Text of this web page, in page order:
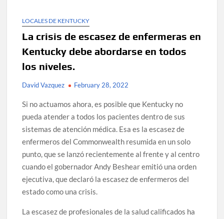
LOCALES DE KENTUCKY
La crisis de escasez de enfermeras en
Kentucky debe abordarse en todos
los niveles.
David Vazquez February 28, 2022
Si no actuamos ahora, es posible que Kentucky no
pueda atender a todos los pacientes dentro de sus
sistemas de atención médica. Esa es la escasez de
enfermeros del Commonwealth resumida en un solo
punto, que se lanzó recientemente al frente y al centro
cuando el gobernador Andy Beshear emitió una orden
ejecutiva, que declaró la escasez de enfermeros del
estado como una crisis.
La escasez de profesionales de la salud calificados ha